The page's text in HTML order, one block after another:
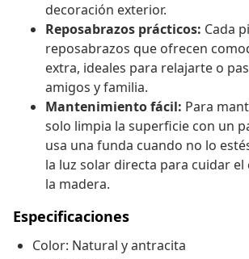
decoración exterior.
Reposabrazos prácticos: Cada
reposabrazos que ofrecen
extra, ideales para relajarte o
amigos y familia.
Mantenimiento fácil: Para
solo limpia la superficie con un
usa una funda cuando no lo
la luz solar directa para cuidar
la madera.
Especificaciones
Color: Natural y antracita